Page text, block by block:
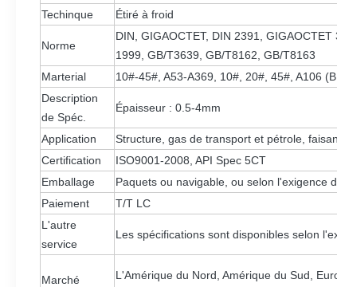
Techinque
Étiré à froid
Norme
DIN, GIGAOCTET, DIN 2391,
1999, GB/T3639, GB/T8162, GB/T8163
Marterial
10#-45#, A53-A369, 10#, 20#, 45#, A106
Description
de Spéc.
Épaisseur : 0.5-4mm
Application
Structure, gas de transport et pétrole,
Certification
ISO9001-2008, API Spec 5CT
Emballage
Paquets ou navigable, ou selon l'exigence
Paiement
T/T LC
L'autre
service
Les spécifications sont disponibles selon
Marché
L'Amérique du Nord, Amérique du Sud,